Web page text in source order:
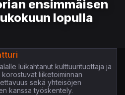
ensimmäisen
lopulla
luikahtanut kulttuurituottaja ja
liiketoiminnan
sekä yhteisöjen
kanssa työskentely.